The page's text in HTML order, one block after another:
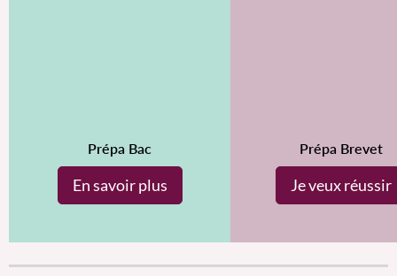
Prépa Bac
En savoir plus
Prépa Brevet
Je veux réussir